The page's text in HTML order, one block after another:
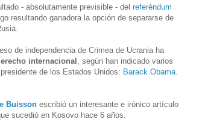
- absolutamente previsible - del referéndum
resultando ganadora la opción de separarse de
de independencia de Crimea de Ucrania ha
internacional , según han indicado varios
de los Estados Unidos: Barack Obama
Buisson escribió un interesante e irónico artículo
sucedió en Kosovo hace 6 años.